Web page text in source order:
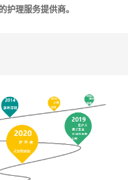
理服务提供商。